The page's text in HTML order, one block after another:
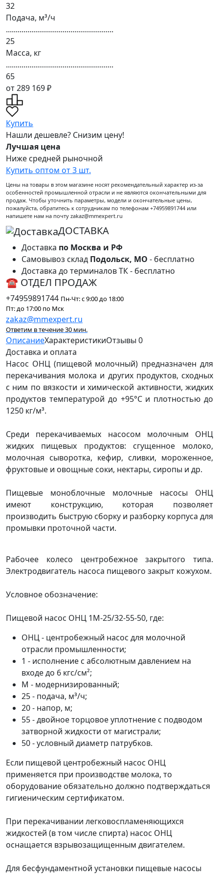
32
Подача, м³/ч
.......................................................
25
Масса, кг
.......................................................
65
от 289 169 ₽
Купить
Нашли дешевле? Снизим цену!
Лучшая цена
Ниже средней рыночной
Купить оптом от 3 шт.
Цены на товары в этом магазине носят рекомендательный характер из-за
особенностей промышленной отрасли и не являются окончательными для
продаж. Чтобы уточнить параметры, модели и окончательные цены,
пожалуйста, обратитесь к сотрудникам по телефонам +74959891744 или
напишете нам на почту zakaz@mmexpert.ru
ДОСТАВКА
Доставка по Москва и РФ
Самовывоз склад Подольск, МО - бесплатно
Доставка до терминалов ТК - бесплатно
☎ ОТДЕЛ ПРОДАЖ
+74959891744 Пн-Чт: с 9:00 до 18:00
Пт: до 17:00 по Мск
zakaz@mmexpert.ru
Ответим в течение 30 мин.
ОписаниеХарактеристикиОтзывы 0
Доставка и оплата
Насос ОНЦ (пищевой молочный) предназначен для
перекачивания молока и других продуктов, сходных
с ним по вязкости и химической активности, жидких
продуктов температурой до +95°C и плотностью до
1250 кг/м³.
Среди перекачиваемых насосом молочным ОНЦ
жидких пищевых продуктов: сгущенное молоко,
молочная сыворотка, кефир, сливки, мороженное,
фруктовые и овощные соки, нектары, сиропы и др.
Пищевые моноблочные молочные насосы ОНЦ
имеют конструкцию, которая позволяет
производить быструю сборку и разборку корпуса для
промывки проточной части.
Рабочее колесо центробежное закрытого типа.
Электродвигатель насоса пищевого закрыт кожухом.
Условное обозначение:
Пищевой насос ОНЦ 1М-25/32-55-50, где:
ОНЦ - центробежный насос для молочной
отрасли промышленности;
1 - исполнение с абсолютным давлением на
входе до 6 кгс/см²;
М - модернизированный;
25 - подача, м³/ч;
20 - напор, м;
55 - двойное торцовое уплотнение с подводом
затворной жидкости от магистрали;
50 - условный диаметр патрубков.
Если пищевой центробежный насос ОНЦ
применяется при производстве молока, то
оборудование обязательно должно подтверждаться
гигиеническим сертификатом.
При перекачивании легковоспламеняющихся
жидкостей (в том числе спирта) насос ОНЦ
оснащается взрывозащищенным двигателем.
Для бесфундаментной установки пищевые насосы